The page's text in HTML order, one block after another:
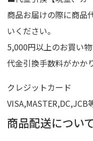
商品お届けの際に商品
いください。
5,000円以上のお買い
代金引換手数料がかか
クレジットカード
VISA,MASTER,DC,JCB
商品配送につい